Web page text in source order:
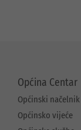
Općina Centar
Općinski načelnik
Općinsko vijeće